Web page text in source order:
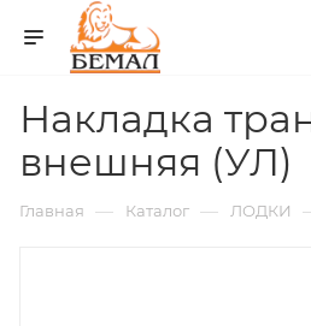
Накладка
внешняя (УЛ)
Главная — Каталог — ЛОДКИ